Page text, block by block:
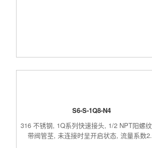
S6-S-1Q8-N4
316 不锈钢, 1Q系列快速接头, 1/2 NPT阳螺
带阀管茎, 未连接时呈开启状态, 流量系数